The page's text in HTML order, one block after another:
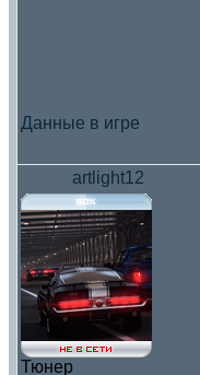
Данные в игре
artlight12
Тюнер